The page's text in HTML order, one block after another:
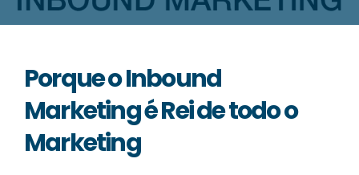
Contactos
Porque o Inbound
Marketing é Rei de todo o
Marketing